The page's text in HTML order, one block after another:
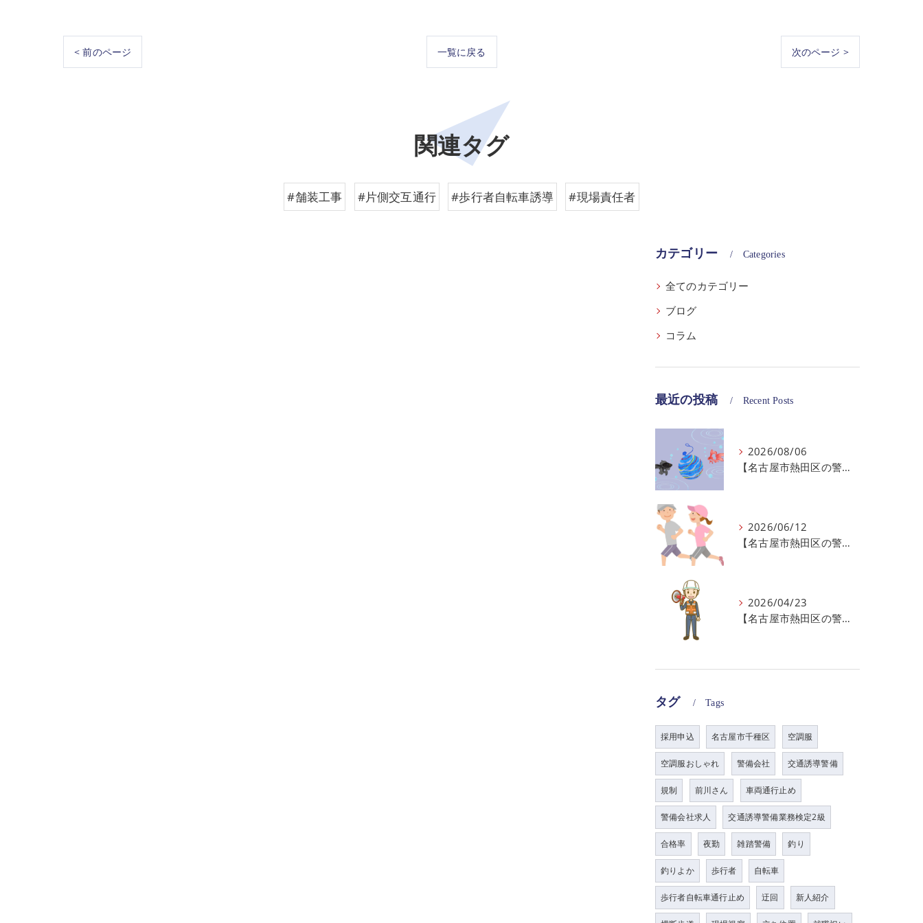
< 前のページ 一覧に戻る 次のページ >
関連タグ
#舗装工事 #片側交互通行 #歩行者自転車誘導 #現場責任者
カテゴリー Categories
全てのカテゴリー
ブログ
コラム
最近の投稿 Recent Posts
2026/08/06
【名古屋市熱田区の警備会社】夏季休業のお知らせ
2026/06/12
【名古屋市熱田区の警備会社】暑熱順化で熱中症対策を！
2026/04/23
【名古屋市熱田区の警備会社】GWの面接状況について！
タグ Tags
採用申込 名古屋市千種区 空調服
空調服おしゃれ 警備会社 交通誘導警備
規制 前川さん 車両通行止め
警備会社求人 交通誘導警備業務検定2級
合格率 夜勤 雑踏警備 釣り
釣りよか 歩行者 自転車
歩行者自転車通行止め 迂回 新人紹介